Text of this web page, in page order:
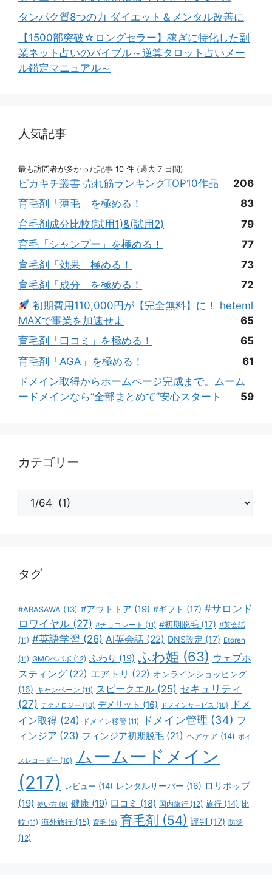
タンパク質8つの力 ダイエット＆メンタル改善に
【1500部突破☆ロングセラー】稼ぎに特化した副
業ネット占いのバイブル～逆算タロット占いメー
ル鑑定マニュアル～
人気記事
最も訪問者が多かった記事 10 件 (過去 7 日間)
ピカキチ叢書 売れ筋ランキングTOP10作品
206
育毛剤「薄毛」を極める！
83
育毛剤成分比較(試用1)&(試用2)
79
育毛「シャンプー」を極める！
77
育毛剤「効果」極める！
73
育毛剤「成分」を極める！
72
初期費用110,000円が【完全無料】に！ heteml
MAXで事業を加速せよ
65
育毛剤「口コミ」を極める！
65
育毛剤「AGA」を極める！
61
ドメイン取得からホームページ完成まで。ムーム
ードメインなら“全部まとめて”安心スタート
59
カテゴリー
タグ
#ARASAWA (13) #アウトドア (19) #ギフト (17) #サロンド
ロワイヤル (27) #チョコレート (11) #初期脱毛 (17) #英会話
(11) #英語学習 (26) AI英会話 (22) DNS設定 (17) Etoren
(11) GMOペパボ (12) ふわり (19) ふわ姫 (63) ウェブホ
スティング (22) エアトリ (22) オンラインショッピング
(16) キャンペーン (11) スピークエル (25) セキュリティ
(27) テクノロジー (10) デメリット (16) ドメインサービス (10)
ドメ
イン取得 (24) ドメイン移管 (11) ドメイン管理 (34) フ
ィンジア (23) フィンジア初期脱毛 (21) ヘアケア (14) ボイ
スレコーダー (10) ムームードメイン
(217)
レビュー (14) レンタルサーバー (16) ロリポップ
(19) 使い方 (9) 健康 (19) 口コミ (18) 国内旅行 (12) 旅行 (14) 比
較 (11) 海外旅行 (15) 育毛 (9) 育毛剤 (54) 評判 (17) 防災
(12)